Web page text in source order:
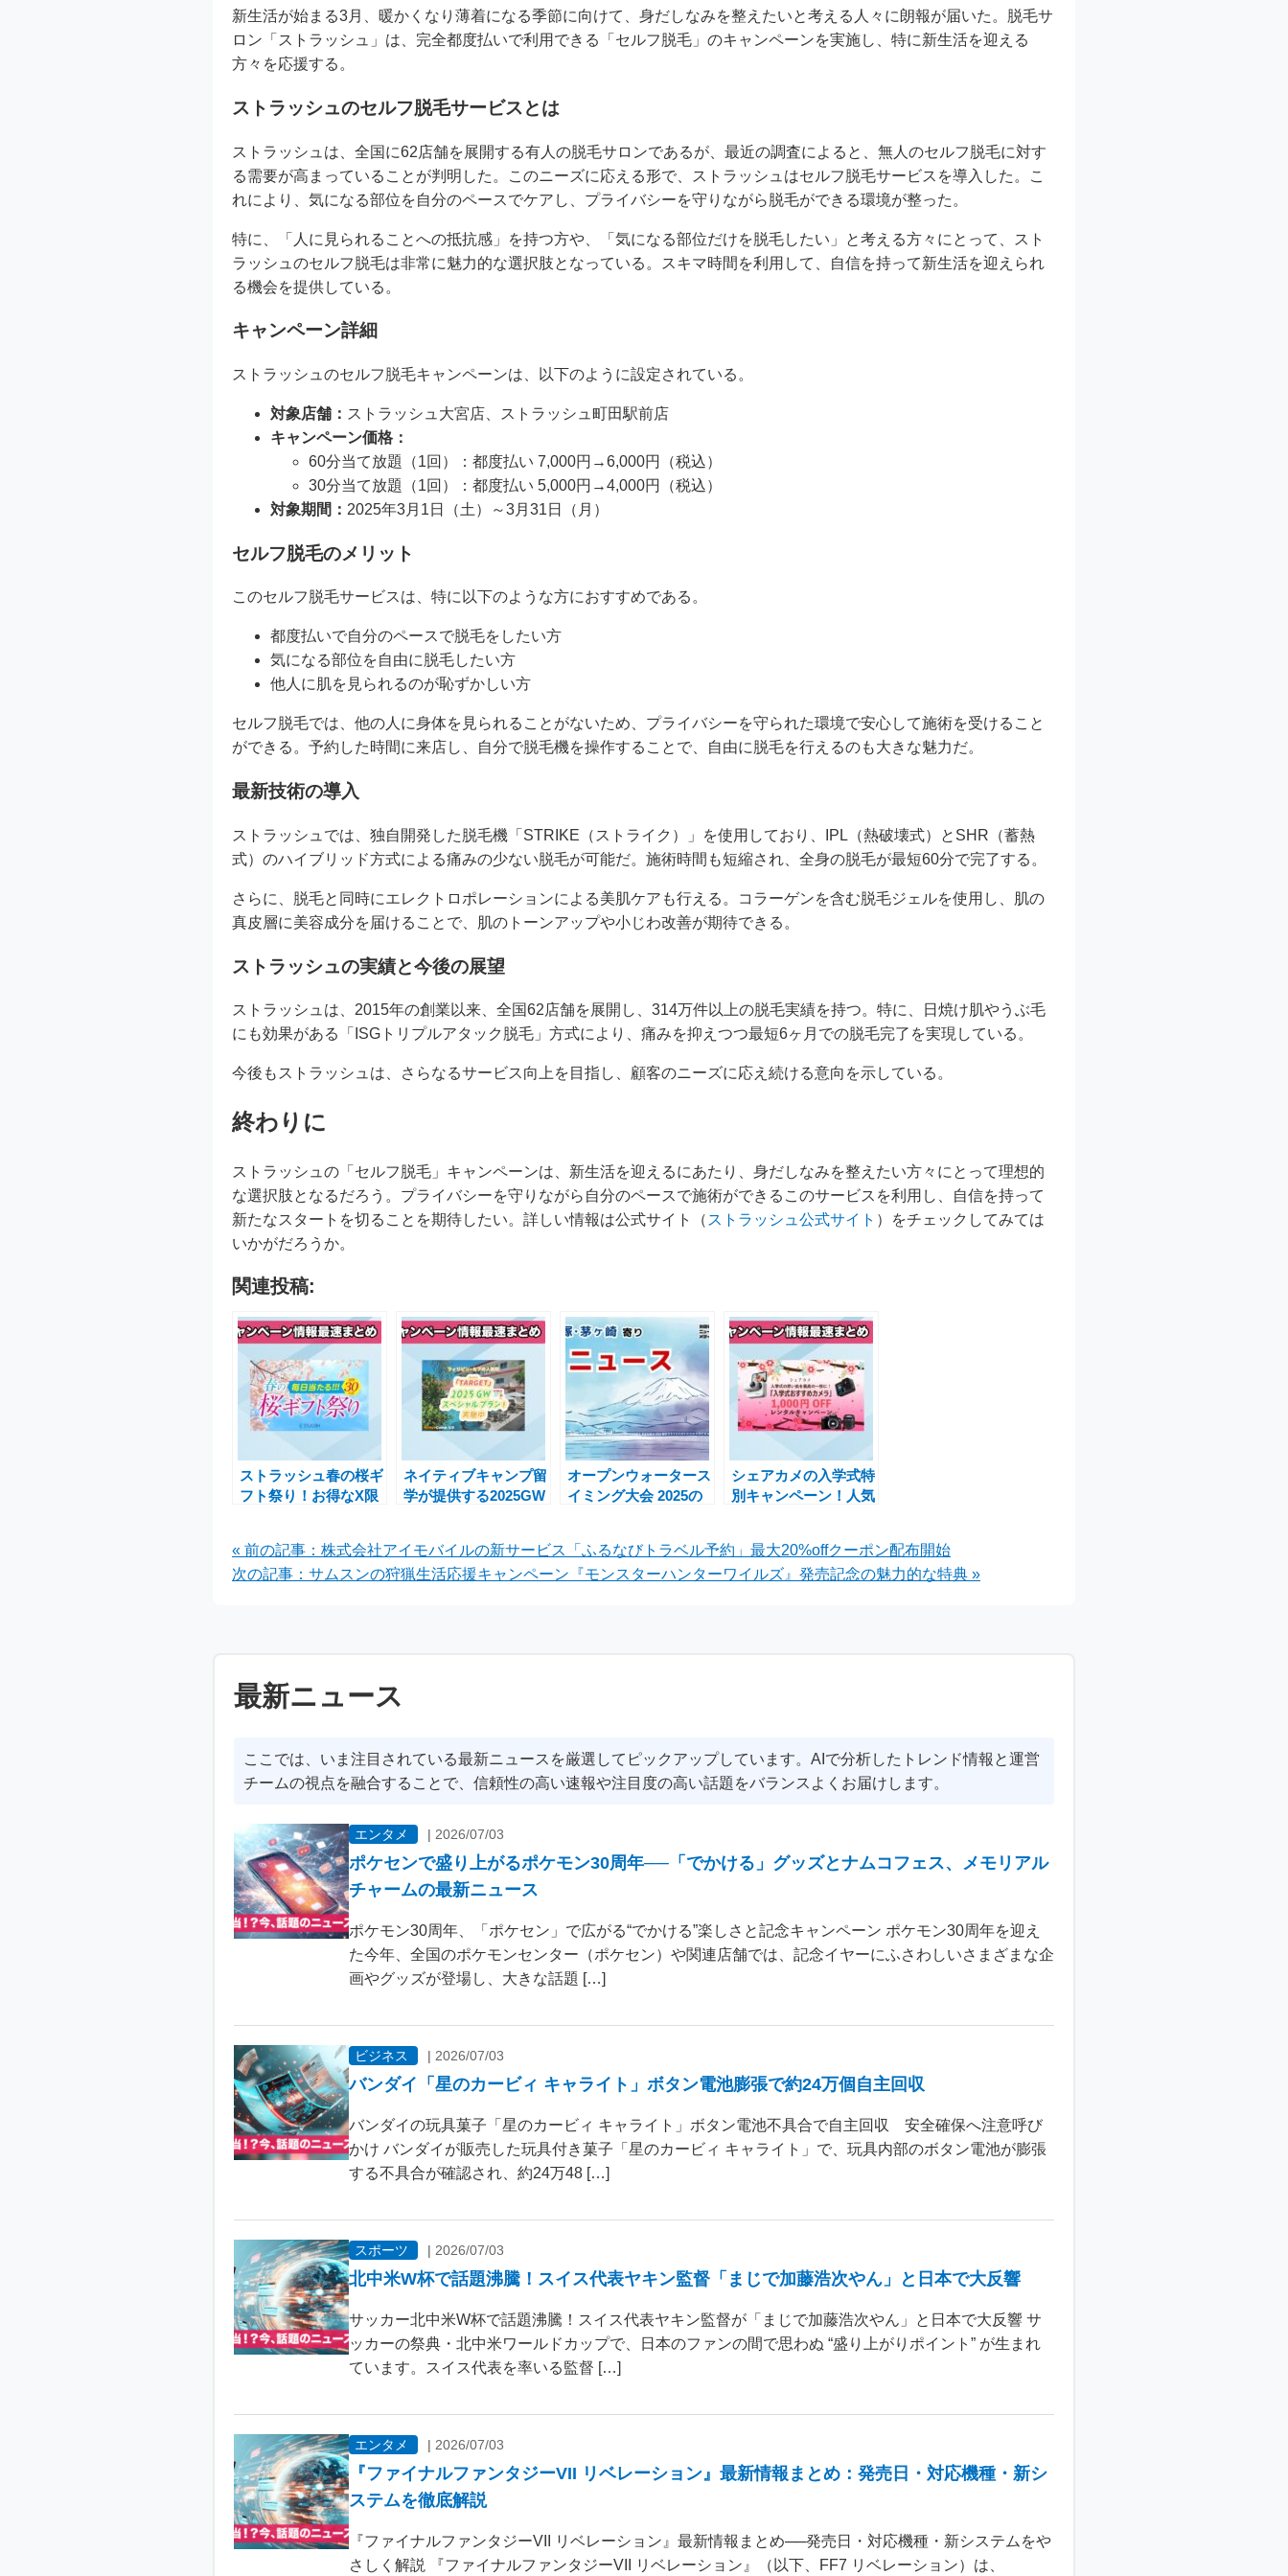
新生活が始まる3月、暖かくなり薄着になる季節に向けて、身だしなみを整えたいと考える人々に朗報が届いた。脱毛サ
ロン「ストラッシュ」は、完全都度払いで利用できる「セルフ脱毛」のキャンペーンを実施し、特に新生活を迎える
方々を応援する。
ストラッシュのセルフ脱毛サービスとは
ストラッシュは、全国に62店舗を展開する有人の脱毛サロンであるが、最近の調査によると、無人のセルフ脱毛に対す
る需要が高まっていることが判明した。このニーズに応える形で、ストラッシュはセルフ脱毛サービスを導入した。こ
れにより、気になる部位を自分のペースでケアし、プライバシーを守りながら脱毛ができる環境が整った。
特に、「人に見られることへの抵抗感」を持つ方や、「気になる部位だけを脱毛したい」と考える方々にとって、スト
ラッシュのセルフ脱毛は非常に魅力的な選択肢となっている。スキマ時間を利用して、自信を持って新生活を迎えられ
る機会を提供している。
キャンペーン詳細
ストラッシュのセルフ脱毛キャンペーンは、以下のように設定されている。
対象店舗： ストラッシュ大宮店、ストラッシュ町田駅前店
キャンペーン価格：
60分当て放題（1回）：都度払い 7,000円→6,000円（税込）
30分当て放題（1回）：都度払い 5,000円→4,000円（税込）
対象期間： 2025年3月1日（土）～3月31日（月）
セルフ脱毛のメリット
このセルフ脱毛サービスは、特に以下のような方におすすめである。
都度払いで自分のペースで脱毛をしたい方
気になる部位を自由に脱毛したい方
他人に肌を見られるのが恥ずかしい方
セルフ脱毛では、他の人に身体を見られることがないため、プライバシーを守られた環境で安心して施術を受けること
ができる。予約した時間に来店し、自分で脱毛機を操作することで、自由に脱毛を行えるのも大きな魅力だ。
最新技術の導入
ストラッシュでは、独自開発した脱毛機「STRIKE（ストライク）」を使用しており、IPL（熱破壊式）とSHR（蓄熱
式）のハイブリッド方式による痛みの少ない脱毛が可能だ。施術時間も短縮され、全身の脱毛が最短60分で完了する。
さらに、脱毛と同時にエレクトロポレーションによる美肌ケアも行える。コラーゲンを含む脱毛ジェルを使用し、肌の
真皮層に美容成分を届けることで、肌のトーンアップや小じわ改善が期待できる。
ストラッシュの実績と今後の展望
ストラッシュは、2015年の創業以来、全国62店舗を展開し、314万件以上の脱毛実績を持つ。特に、日焼け肌やうぶ毛
にも効果がある「ISGトリプルアタック脱毛」方式により、痛みを抑えつつ最短6ヶ月での脱毛完了を実現している。
今後もストラッシュは、さらなるサービス向上を目指し、顧客のニーズに応え続ける意向を示している。
終わりに
ストラッシュの「セルフ脱毛」キャンペーンは、新生活を迎えるにあたり、身だしなみを整えたい方々にとって理想的
な選択肢となるだろう。プライバシーを守りながら自分のペースで施術ができるこのサービスを利用し、自信を持って
新たなスタートを切ることを期待したい。詳しい情報は公式サイト（ ストラッシュ公式サイト ）をチェックしてみては
いかがだろうか。
関連投稿:
ストラッシュ春の桜ギ
フト祭り！お得なX限
ネイティブキャンプ留
学が提供する2025GW
オープンウォータース
イミング大会 2025の
シェアカメの入学式特
別キャンペーン！人気
« 前の記事：株式会社アイモバイルの新サービス「ふるなびトラベル予約」最大20%offクーポン配布開始
次の記事：サムスンの狩猟生活応援キャンペーン『モンスターハンターワイルズ』発売記念の魅力的な特典 »
最新ニュース
ここでは、いま注目されている最新ニュースを厳選してピックアップしています。AIで分析したトレンド情報と運営
チームの視点を融合することで、信頼性の高い速報や注目度の高い話題をバランスよくお届けします。
エンタメ | 2026/07/03
ポケセンで盛り上がるポケモン30周年──「でかける」グッズとナムコフェス、メモリアル
チャームの最新ニュース
ポケモン30周年、「ポケセン」で広がる“でかける”楽しさと記念キャンペーン ポケモン30周年を迎え
た今年、全国のポケモンセンター（ポケセン）や関連店舗では、記念イヤーにふさわしいさまざまな企
画やグッズが登場し、大きな話題 […]
ビジネス | 2026/07/03
バンダイ「星のカービィ キャライト」ボタン電池膨張で約24万個自主回収
バンダイの玩具菓子「星のカービィ キャライト」ボタン電池不具合で自主回収 安全確保へ注意呼び
かけ バンダイが販売した玩具付き菓子「星のカービィ キャライト」で、玩具内部のボタン電池が膨張
する不具合が確認され、約24万48 […]
スポーツ | 2026/07/03
北中米W杯で話題沸騰！スイス代表ヤキン監督「まじで加藤浩次やん」と日本で大反響
サッカー北中米W杯で話題沸騰！スイス代表ヤキン監督が「まじで加藤浩次やん」と日本で大反響 サ
ッカーの祭典・北中米ワールドカップで、日本のファンの間で思わぬ “盛り上がりポイント” が生まれ
ています。スイス代表を率いる監督 […]
エンタメ | 2026/07/03
『ファイナルファンタジーVII リベレーション』最新情報まとめ：発売日・対応機種・新シ
ステムを徹底解説
『ファイナルファンタジーVII リベレーション』最新情報まとめ──発売日・対応機種・新システムをや
さしく解説 『ファイナルファンタジーVII リベレーション』（以下、FF7 リベレーション）は、